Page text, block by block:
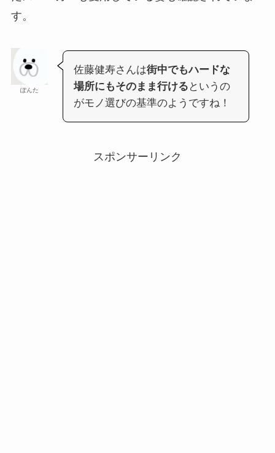
す。
ぽんた
佐藤健寿さんは街中でもハードな
場所にもそのまま行ける というの
がモノ選びの基準のようですね！
スポンサーリンク